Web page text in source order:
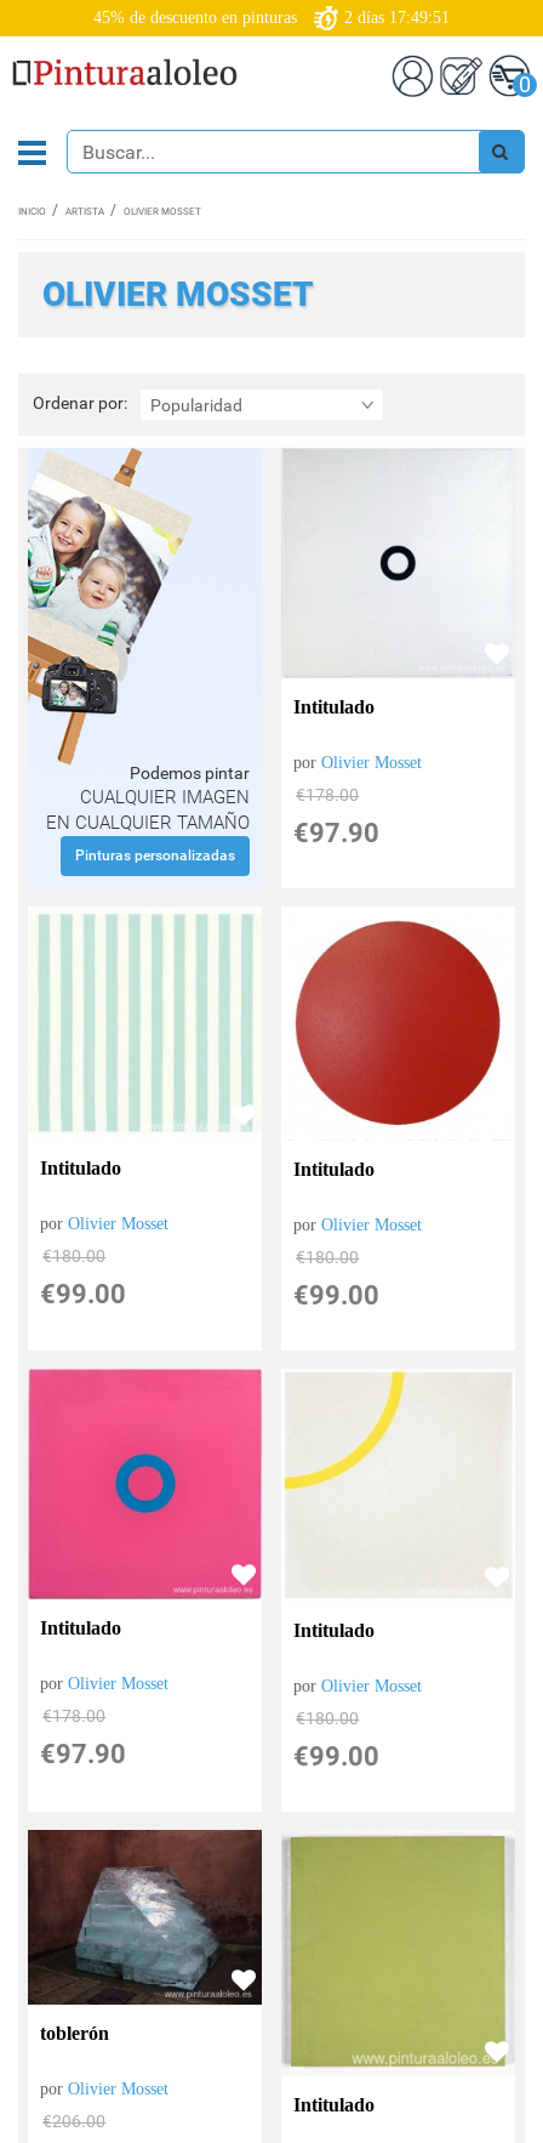
45% de descuento en pinturas 2 días 17:49:51
0
INICIO ARTISTA OLIVIER MOSSET
OLIVIER MOSSET
Ordenar por: Popularidad
Ordenar
por:
Podemos pintar
CUALQUIER IMAGEN
EN CUALQUIER TAMAÑO
Pinturas personalizadas
Intitulado
porOlivier Mosset
€178.00
€97.90
Intitulado
porOlivier Mosset
€180.00
€99.00
Intitulado
porOlivier Mosset
€180.00
€99.00
Intitulado
porOlivier Mosset
€178.00
€97.90
Intitulado
porOlivier Mosset
€180.00
€99.00
toblerón
porOlivier Mosset
€206.00
Intitulado